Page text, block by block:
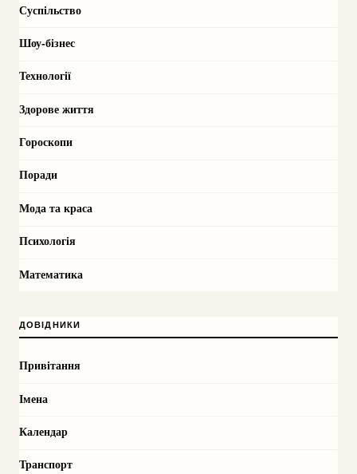
Суспільство
Шоу-бізнес
Технології
Здорове життя
Гороскопи
Поради
Мода та краса
Психологія
Математика
ДОВІДНИКИ
Привітання
Імена
Календар
Транспорт